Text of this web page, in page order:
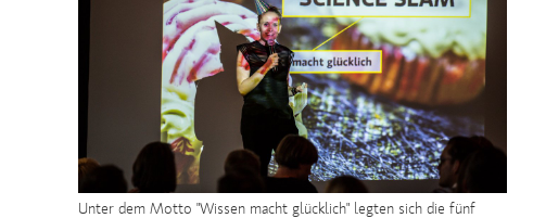
Unter dem Motto "Wissen macht glücklich" legten sich die fünf